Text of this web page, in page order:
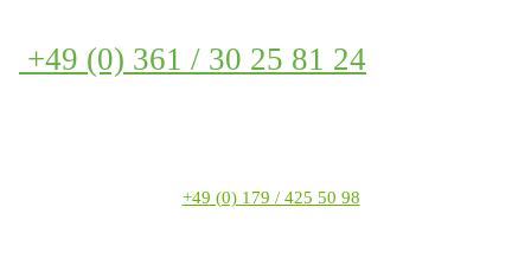
+49 (0) 361 / 30 25 81 24
+49 (0) 179 / 425 50 98